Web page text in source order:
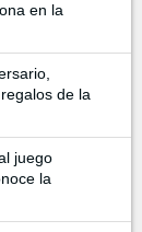
en la
de la
juego
la